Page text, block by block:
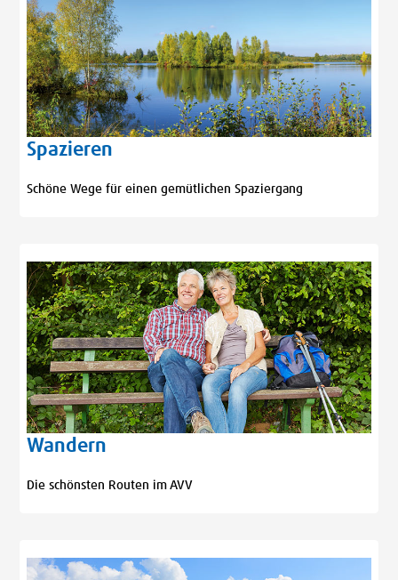
Spazieren
Schöne Wege für einen gemütlichen Spaziergang
Wandern
Die schönsten Routen im AVV